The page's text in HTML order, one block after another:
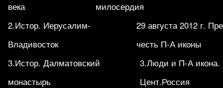
века
милосердия
2.Истор. Иерусалим-
Владивосток
29 августа 2012 г.
честь П-А иконы
3.Истор. Далматовский
монастырь
3.Люди и П-А икона.
Цент.Россия